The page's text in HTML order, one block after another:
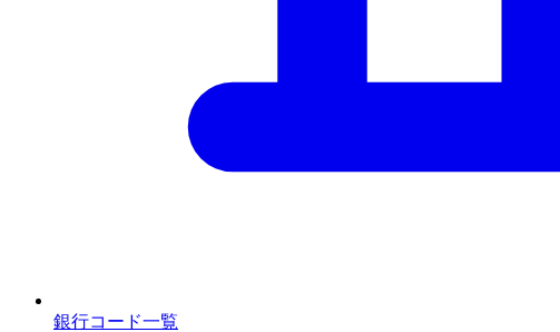
銀行コード一覧